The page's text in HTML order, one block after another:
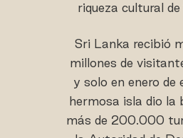
riqueza cultural
Sri Lanka recibió
millones de
y solo en enero de
hermosa isla dio la
más de 200.000